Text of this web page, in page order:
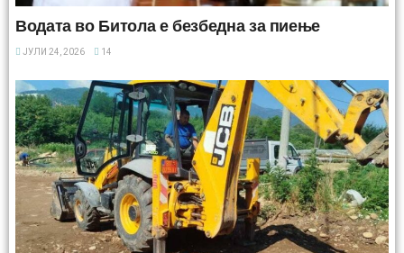
Водата во Битола е безбедна за пиење
ЈУЛИ 24, 2026 14